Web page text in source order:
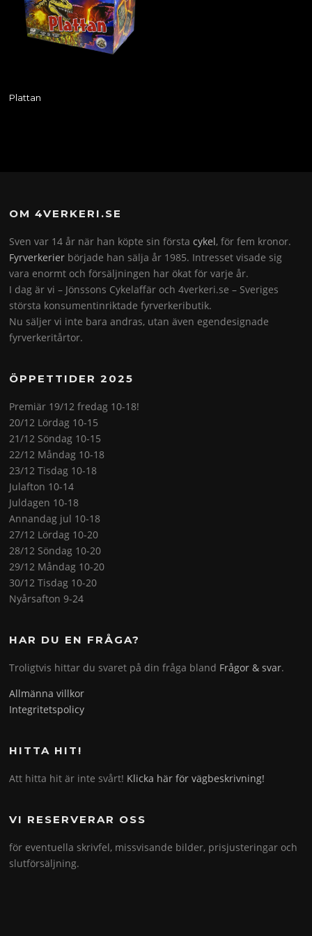
Plattan
OM 4VERKERI.SE
Sven var 14 år när han köpte sin förstacykel, för fem kronor.
Fyrverkerier började han sälja år 1985. Intresset visade sig
vara enormt och försäljningen har ökat för varje år.
I dag är vi – Jönssons Cykelaffär och 4verkeri.se – Sveriges
största konsumentinriktade fyrverkeributik.
Nu säljer vi inte bara andras, utan även egendesignade
fyrverkeritårtor.
ÖPPETTIDER 2025
Premiär 19/12 fredag 10-18!
20/12 Lördag 10-15
21/12 Söndag 10-15
22/12 Måndag 10-18
23/12 Tisdag 10-18
Julafton 10-14
Juldagen 10-18
Annandag jul 10-18
27/12 Lördag 10-20
28/12 Söndag 10-20
29/12 Måndag 10-20
30/12 Tisdag 10-20
Nyårsafton 9-24
HAR DU EN FRÅGA?
Troligtvis hittar du svaret på din fråga bland Frågor & svar.
Allmänna villkor
Integritetspolicy
HITTA HIT!
Att hitta hit är inte svårt! Klicka här för vägbeskrivning!
VI RESERVERAR OSS
för eventuella skrivfel, missvisande bilder, prisjusteringar och
slutförsäljning.